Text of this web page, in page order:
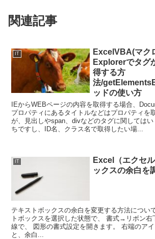
関連記事
IT
ExcelVBA(マク
Explorerでタグ
得する方
法/
ッドの使い方
IEからWEBページの内容を取得する場合、
プロパティにあるタイトルなどはプロパティを
が、見出しやspan、divなどのタグに関してはい
ちですし、ID名、クラス名で取得したい場...
IT
Excel（エクセ
ックスの余白を
テキストボックスの余白を変更する方法につい
トボックスを選択した状態で、 書式→リボン右
線で、 図形の書式設定を開きます。 右端のア
と、余白...